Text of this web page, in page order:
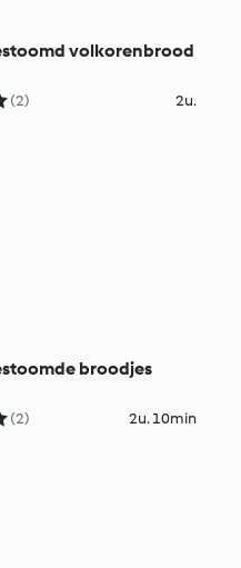
volkorenbrood
(2) 2u.
broodjes
(2) 2u. 10min